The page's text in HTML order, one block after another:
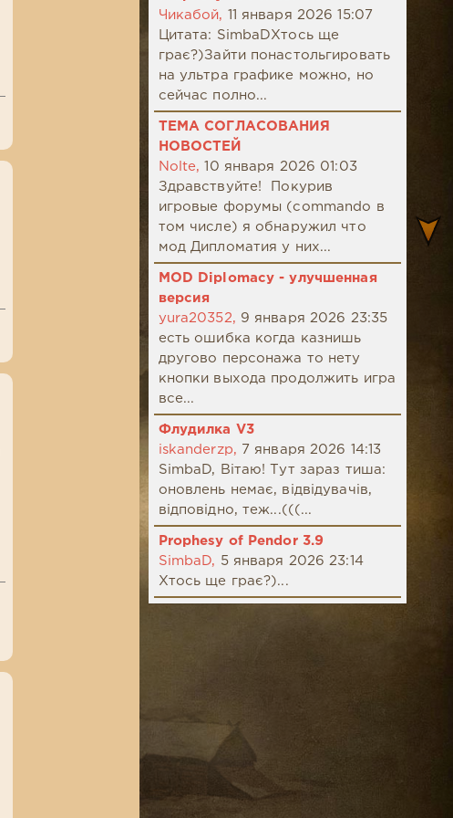
Чикабой,
11 января 2026 15:07
Цитата: SimbaDХтось ще
грає?)Зайти понастольгировать
на ультра графике можно, но
сейчас полно...
ТЕМА СОГЛАСОВАНИЯ
НОВОСТЕЙ
Nolte,
10 января 2026 01:03
Здравствуйте! Покурив
игровые форумы (commando в
том числе) я обнаружил что
мод Дипломатия у них...
MOD Diplomacy - улучшенная
версия
yura20352, 9 января 2026 23:35
есть ошибка когда казнишь
другово персонажа то нету
кнопки выхода продолжить игра
все...
Флудилка V3
iskanderzp,
7 января 2026 14:13
SimbaD, Вітаю! Тут зараз тиша:
оновлень немає, відвідувачів,
відповідно, теж...(((...
Prophesy of Pendor 3.9
SimbaD,
5 января 2026 23:14
Хтось ще грає?)...